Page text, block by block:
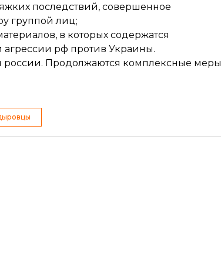
последствий, совершенное
группой лиц;
в которых содержатся
рф против Украины.
россии. Продолжаются комплексные меры